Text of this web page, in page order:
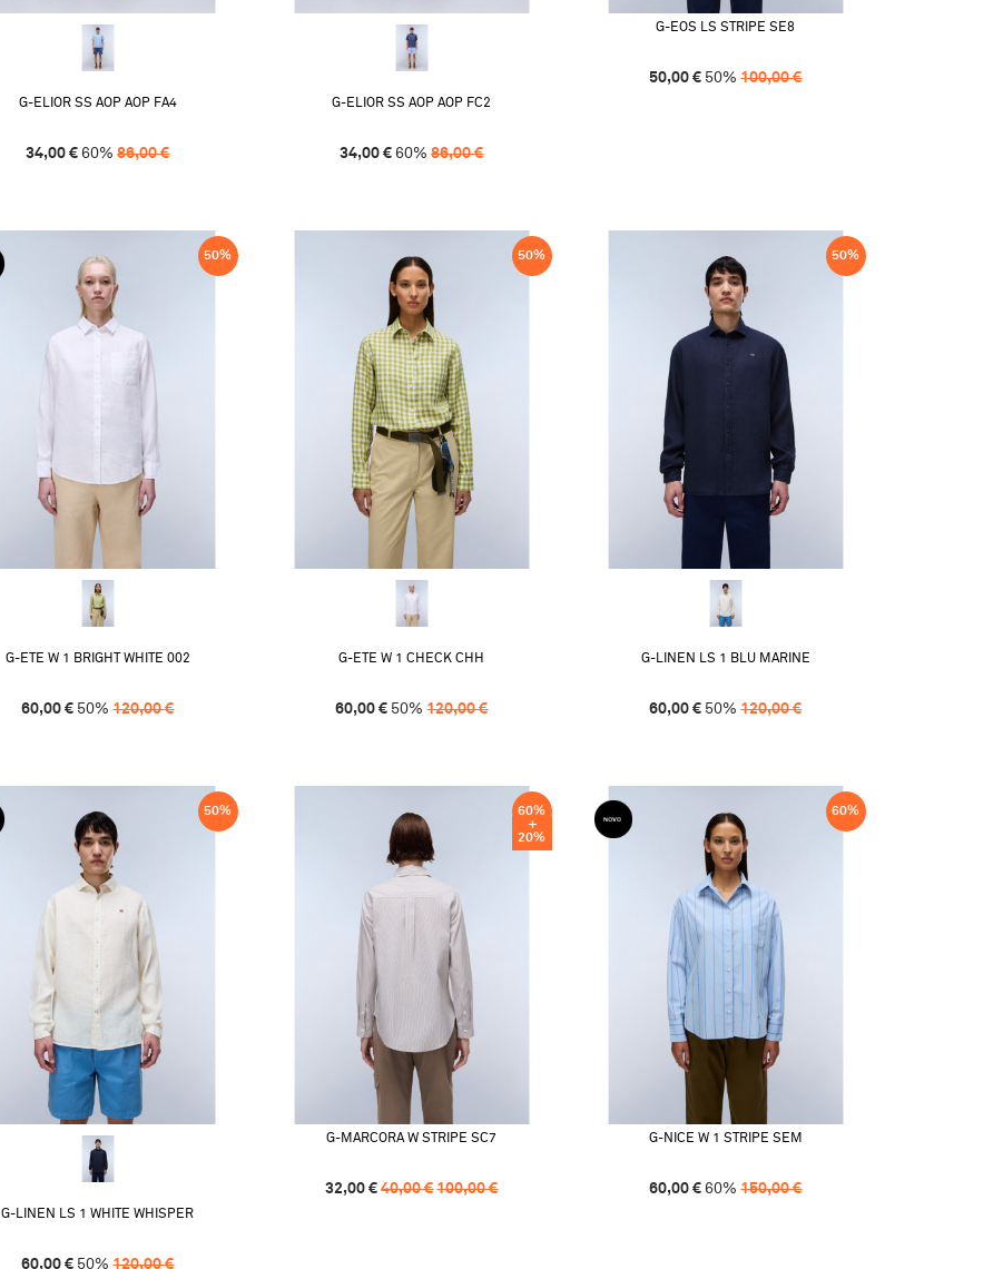
G-ELIOR SS AOP AOP FA4
34,00€ 60% 86,00€
G-ELIOR SS AOP AOP FC2
34,00€ 60% 86,00€
G-EOS LS STRIPE SE8
50,00€ 50% 100,00€
50%
G-ETE W 1 BRIGHT WHITE 002
60,00€ 50% 120,00€
50%
G-ETE W 1 CHECK CHH
60,00€ 50% 120,00€
50%
G-LINEN LS 1 BLU MARINE
60,00€ 50% 120,00€
50%
G-LINEN LS 1 WHITE WHISPER
60,00€ 50% 120,00€
60%
20%
G-MARCORA W STRIPE SC7
32,00€ 40,00€ 100,00€
60%
G-NICE W 1 STRIPE SEM
60,00€ 60% 150,00€